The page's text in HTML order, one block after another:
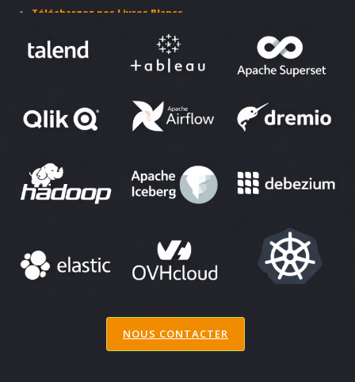
Téléchargez nos Livres Blancs
NOUS CONTACTER